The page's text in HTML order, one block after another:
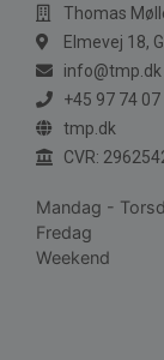
Thomas
Elmevej 18,
info@tmp.dk
+45 97 74 07
tmp.dk
CVR:
Mandag -
Fredag
Weekend